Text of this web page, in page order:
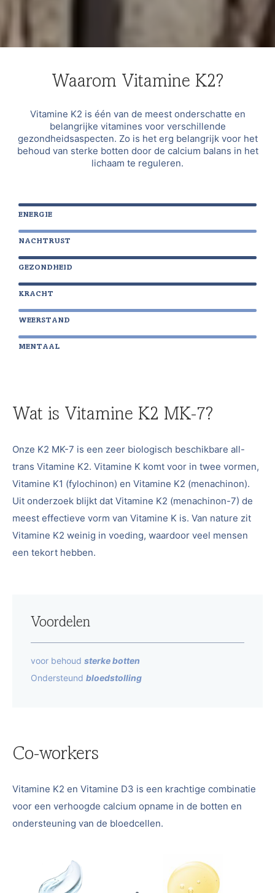
Waarom Vitamine K2?
Vitamine K2 is één van de meest onderschatte en
belangrijke vitamines voor verschillende
gezondheidsaspecten. Zo is het erg belangrijk voor het
behoud van sterke botten door de calcium balans in het
lichaam te reguleren.
ENERGIE
NACHTRUST
GEZONDHEID
KRACHT
WEERSTAND
MENTAAL
Wat is Vitamine K2 MK-7?
Onze K2 MK-7 is een zeer biologisch beschikbare all-
trans Vitamine K2. Vitamine K komt voor in twee vormen,
Vitamine K1 (fylochinon) en Vitamine K2 (menachinon).
Uit onderzoek blijkt dat Vitamine K2 (menachinon-7) de
meest effectieve vorm van Vitamine K is. Van nature zit
Vitamine K2 weinig in voeding, waardoor veel mensen
een tekort hebben.
Voordelen
voor behoud sterke botten
Ondersteund bloedstolling
Co-workers
Vitamine K2 en Vitamine D3 is een krachtige combinatie
voor een verhoogde calcium opname in de botten en
ondersteuning van de bloedcellen.